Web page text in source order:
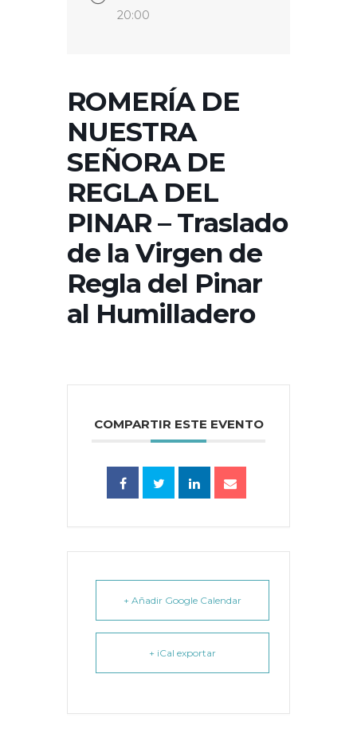
20:00
ROMERÍA DE
NUESTRA
SEÑORA DE
REGLA DEL
PINAR – Traslado
de la Virgen de
Regla del Pinar
al Humilladero
COMPARTIR ESTE EVENTO
+ Añadir Google Calendar
+ iCal exportar